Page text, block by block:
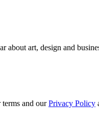
about art, design and
and ourPrivacy Policy